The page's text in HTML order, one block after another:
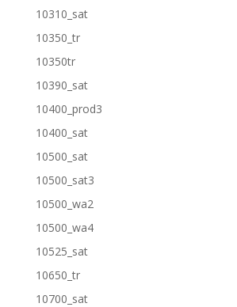
10310_sat
10350_tr
10350tr
10390_sat
10400_prod3
10400_sat
10500_sat
10500_sat3
10500_wa2
10500_wa4
10525_sat
10650_tr
10700_sat